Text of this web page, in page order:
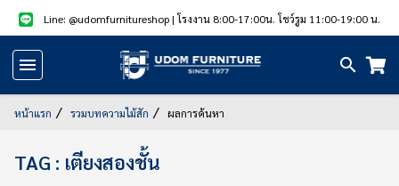
Line: @udomfurnitureshop| โรงงาน 8:00-17:00น. โชว์รูม 11:00-19:00 น.
หน้า
แนะนำ
หน้าแรก รวมบทความไม้สัก ผลการค้นหา
TAG : เตียงสองชั้น